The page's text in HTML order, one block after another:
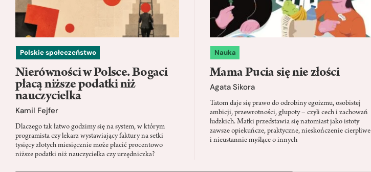
Polskie społeczeństwo
Nierówności w Polsce. Bogaci
płacą niższe podatki niż
nauczycielka
Kamil Fejfer
Dlaczego tak łatwo godzimy się na system, w którym
programista czy lekarz wystawiający faktury na setki
tysięcy złotych miesięcznie może płacić procentowo
niższe podatki niż nauczycielka czy urzędniczka?
Nauka
Mama Pucia się nie złości
Agata Sikora
Tatom daje się prawo do odrobiny egoizmu, osobistej
ambicji, przewrotności, głupoty – czyli cech i zachowań
ludzkich. Matki przedstawia się natomiast jako istoty
zawsze opiekuńcze, praktyczne, nieskończenie cierpliwe
i nieustannie myślące o innych